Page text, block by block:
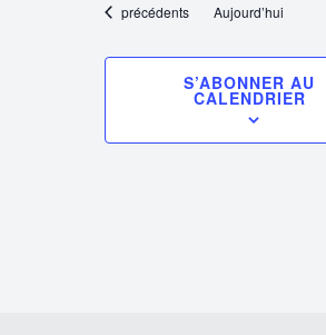
Évènements
précédents Aujourd’hui
S’ABONNER AU
CALENDRIER